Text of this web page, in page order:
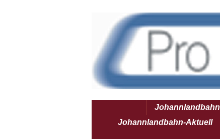
Johannlandbahn
Johannlandbahn-Aktuell